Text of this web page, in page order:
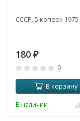
СССР. 5 копеек 1975
180 ₽
0
В корзину
В наличии